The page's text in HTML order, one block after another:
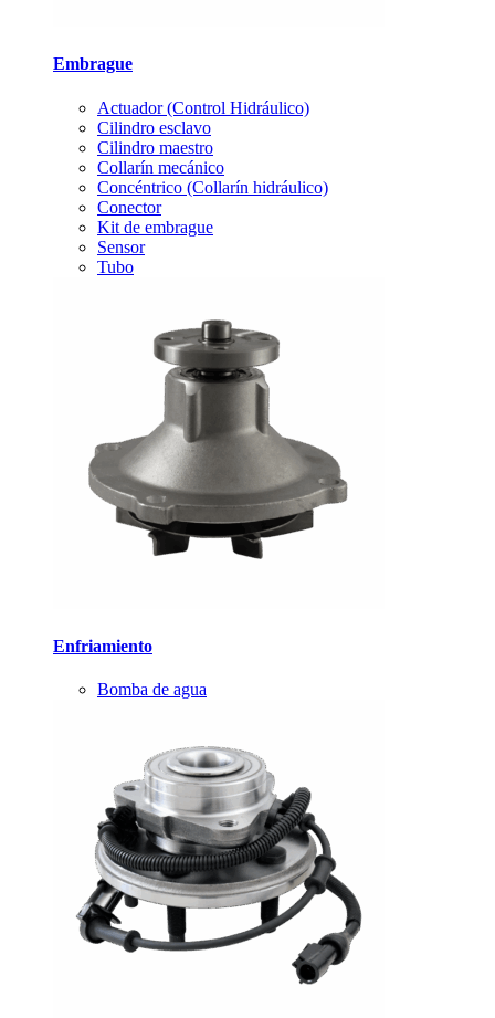
Embrague
Actuador (Control Hidráulico)
Cilindro esclavo
Cilindro maestro
Collarín mecánico
Concéntrico (Collarín hidráulico)
Conector
Kit de embrague
Sensor
Tubo
Enfriamiento
Bomba de agua